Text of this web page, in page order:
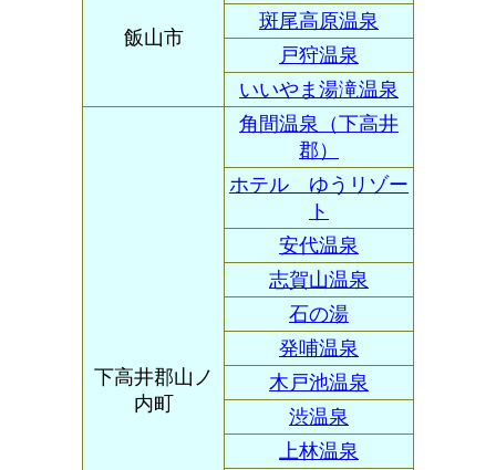
飯山市
斑尾高原温泉
戸狩温泉
いいやま湯滝温泉
下高井郡山ノ
内町
角間温泉（下高井
郡）
ホテル ゆうリゾー
ト
安代温泉
志賀山温泉
石の湯
発哺温泉
木戸池温泉
渋温泉
上林温泉